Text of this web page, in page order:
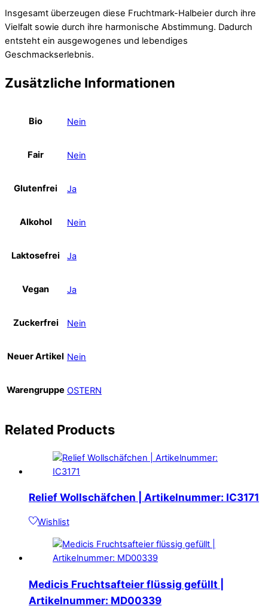
Insgesamt überzeugen diese Fruchtmark-Halbeier durch ihre
Vielfalt sowie durch ihre harmonische Abstimmung. Dadurch
entsteht ein ausgewogenes und lebendiges
Geschmackserlebnis.
Zusätzliche Informationen
Bio Nein
Fair Nein
Glutenfrei Ja
Alkohol Nein
Laktosefrei Ja
Vegan Ja
Zuckerfrei Nein
Neuer Artikel Nein
Warengruppe OSTERN
Related Products
Relief Wollschäfchen | Artikelnummer: IC3171
Wishlist
Medicis Fruchtsafteier flüssig gefüllt |
Artikelnummer: MD00339